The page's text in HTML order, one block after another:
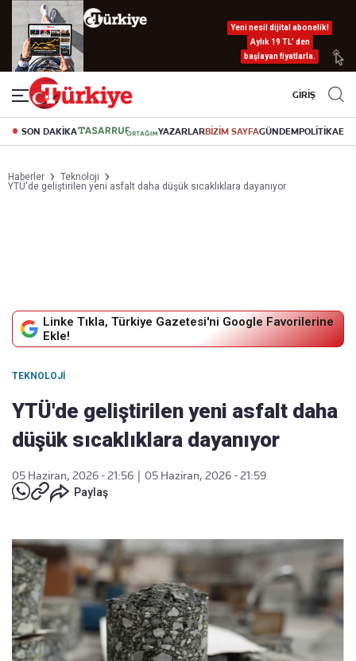
Yeni nesil dijital abonelik!
Aylık 19 TL’ den
başlayan fiyatlarla.
GİRİŞ
SON DAKİKA YAZARLARBİZİM SAYFAGÜNDEMPOLİTİKA
Haberler
Teknoloji
YTÜ'de geliştirilen yeni asfalt daha düşük sıcaklıklara dayanıyor
Linke Tıkla, Türkiye Gazetesi'ni Google Favorilerine
Ekle!
TEKNOLOJI
YTÜ'de geliştirilen yeni asfalt daha
düşük sıcaklıklara dayanıyor
05 Haziran, 2026 - 21:56
05 Haziran, 2026 - 21:59
Paylaş